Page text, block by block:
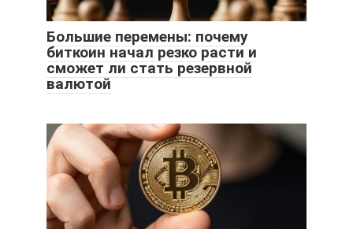
Большие перемены: почему
биткоин начал резко расти и
сможет ли стать резервной
валютой